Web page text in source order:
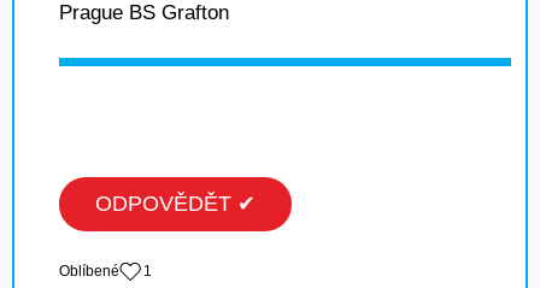
Prague BS Grafton
ODPOVĚDĚT ✔
Oblíbené 1